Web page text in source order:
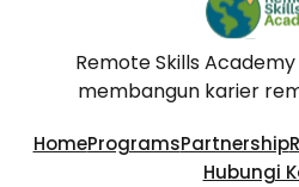
Remote Skills
membangun karier
HomeProgramsPartnership
Hubungi